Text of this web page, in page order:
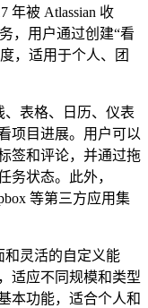
年被 Atlassian 收
，用户通过创建“看
，适用于个人、团
、表格、日历、仪表
项目进展。用户可以
签和评论，并通过拖
务状态。此外，
等第三方应用集
和灵活的自定义能
适应不同规模和类型
本功能，适合个人和